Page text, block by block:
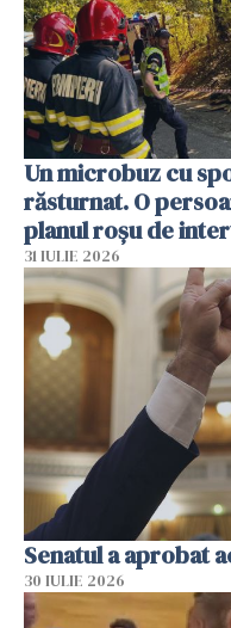
Un microbuz cu
răsturnat. O
planul roșu de
31 IULIE 2026
Senatul a aprobat
30 IULIE 2026